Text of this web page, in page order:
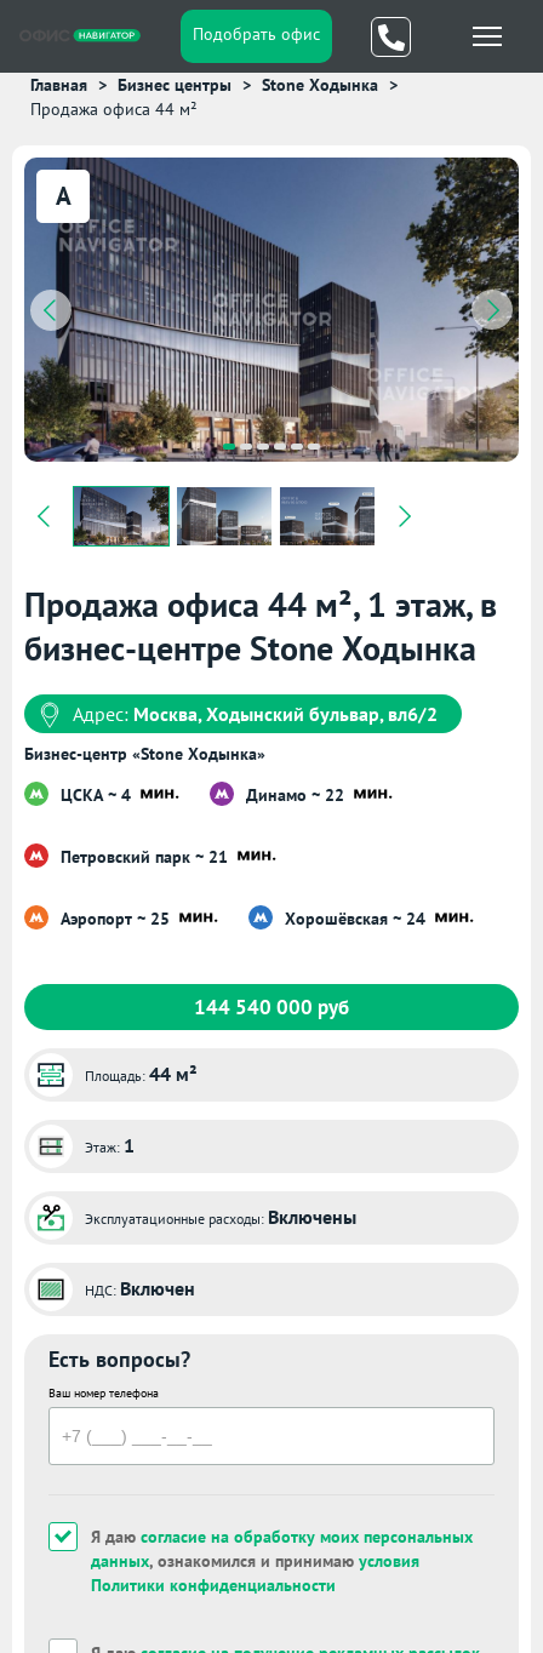
Подобрать офис
Главная Бизнес центры
Stone Ходынка
Продажа офиса 44 м²
A
Продажа офиса 44 м², 1 этаж, в
бизнес-центре Stone Ходынка
Адрес: Москва, Ходынский бульвар, вл6/2
Бизнес-центр «Stone Ходынка»
ЦСКА ~ 4
Динамо ~ 22
Петровский парк ~ 21
Аэропорт ~ 25 Хорошёвская ~ 24
144 540 000 руб
Площадь: 44 м²
Этаж: 1
Эксплуатационные расходы: Включены
НДС: Включен
Есть вопросы?
Ваш номер телефона
Я даю согласие на обработку моих персональных
данных, ознакомился и принимаю условия
Политики конфиденциальности